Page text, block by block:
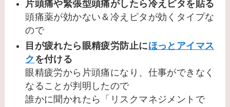
片頭痛や緊張型頭痛がしたら冷えピタを貼る
頭痛薬が効かない＆冷えピタが効くタイプな
ので
目が疲れたら眼精疲労防止にほっとアイマス
ク を付ける
眼精疲労から片頭痛になり、仕事ができなく
なることが判明したので
誰かに聞かれたら「リスクマネジメントで